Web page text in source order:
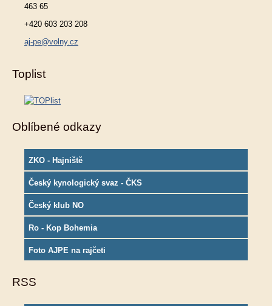
463 65
+420 603 203 208
aj-pe@volny.cz
Toplist
Oblíbené odkazy
ZKO - Hajniště
Český kynologický svaz - ČKS
Český klub NO
Ro - Kop Bohemia
Foto AJPE na rajčeti
RSS